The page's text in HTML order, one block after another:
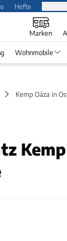
Hefte
Marken
Wohnmobile
Kemp Oáza in